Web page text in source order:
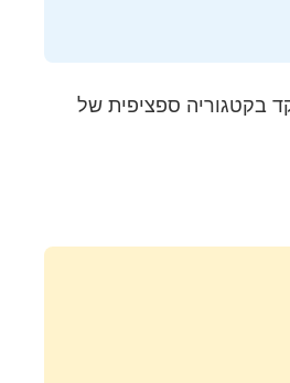
בקטגוריה ספציפית של